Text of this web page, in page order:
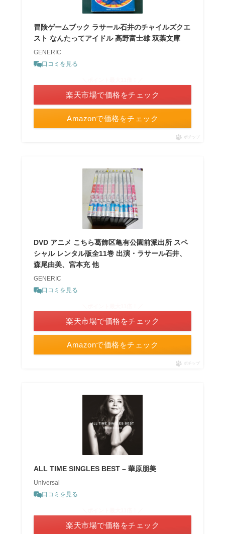
冒険ゲームブック ラサール石井のチャイルズクエ
スト なんたってアイドル 高野富士雄 双葉文庫
GENERIC
口コミを見る
Amazonで価格をチェック
楽天市場で価格をチェック
ポチップ
DVD アニメ こちら葛飾区亀有公園前派出所 スペ
シャル レンタル版全11巻 出演・ラサール石井、
森尾由美、宮本充 他
GENERIC
口コミを見る
Amazonで価格をチェック
楽天市場で価格をチェック
ポチップ
ALL TIME SINGLES BEST – 華原朋美
Universal
口コミを見る
楽天市場で価格をチェック